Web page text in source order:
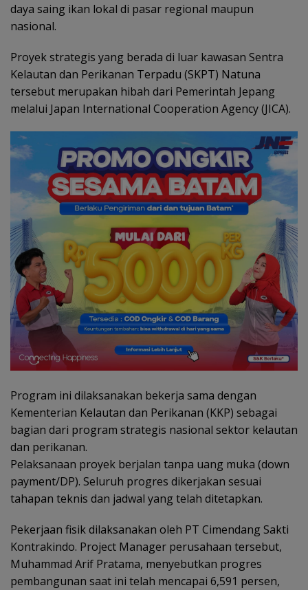
daya saing ikan lokal di pasar regional maupun
nasional.
Proyek strategis yang berada di luar kawasan Sentra
Kelautan dan Perikanan Terpadu (SKPT) Natuna
tersebut merupakan hibah dari Pemerintah Jepang
melalui Japan International Cooperation Agency (JICA).
Program ini dilaksanakan bekerja sama dengan
Kementerian Kelautan dan Perikanan (KKP) sebagai
bagian dari program strategis nasional sektor kelautan
dan perikanan.
Pelaksanaan proyek berjalan tanpa uang muka (down
payment/DP). Seluruh progres dikerjakan sesuai
tahapan teknis dan jadwal yang telah ditetapkan.
Pekerjaan fisik dilaksanakan oleh PT Cimendang Sakti
Kontrakindo. Project Manager perusahaan tersebut,
Muhammad Arif Pratama, menyebutkan progres
pembangunan saat ini telah mencapai 6,591 persen,